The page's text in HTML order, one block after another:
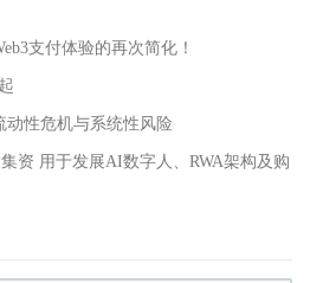
支付体验的再次简化！
动性危机与系统性风险
资 用于发展AI数字人、RWA架构及购